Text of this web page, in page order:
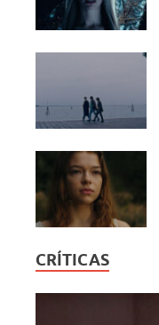
CRÍTICAS